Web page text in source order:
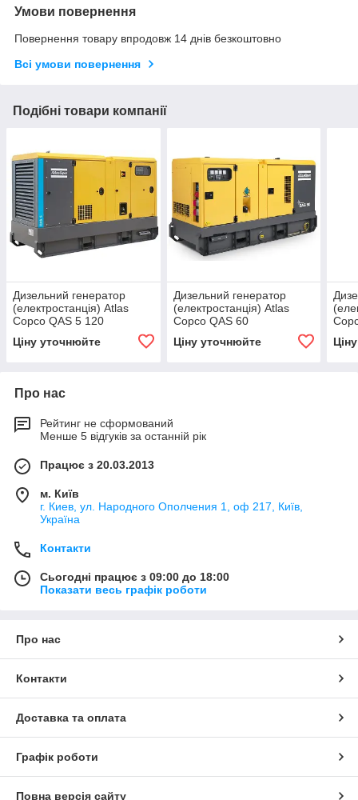
Умови повернення
Повернення товару впродовж 14 днів безкоштовно
Всі умови повернення
Подібні товари компанії
Дизельний генератор
(електростанція) Atlas
Copco QAS 5 120
Ціну уточнюйте
Дизельний генератор
(електростанція) Atlas
Copco QAS 60
Ціну уточнюйте
Про нас
Рейтинг не сформований
Менше 5 відгуків за останній рік
Працює з 20.03.2013
м. Київ
г. Киев, ул. Народного Ополчения 1, оф 217, Київ,
Україна
Контакти
Сьогодні працює з 09:00 до 18:00
Показати весь графік роботи
Про нас
Контакти
Доставка та оплата
Графік роботи
Повна версія сайту